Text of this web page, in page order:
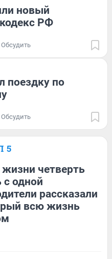
новый
РФ
Обсудить
поездку по
Обсудить
5
четверть
с одной
рассказали
всю жизнь